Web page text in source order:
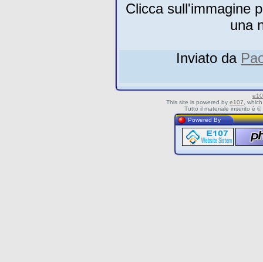
Clicca sull'immagine
una
Inviato da
This site is powered by e107 ,
Tutto il materiale inserito è
Powered By